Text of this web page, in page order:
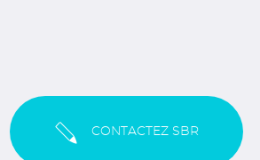
CONTACTEZ SBR